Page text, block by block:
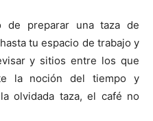
de preparar una taza de
tu espacio de trabajo y
y sitios entre los que
la noción del tiempo y
olvidada taza, el café no